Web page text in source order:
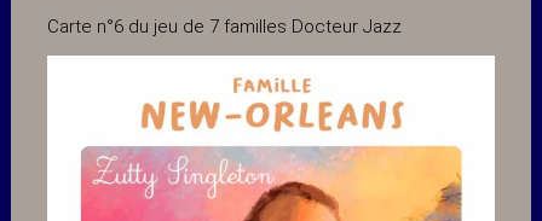
Jazz
Carte n°6 du jeu de 7 familles Docteur Jazz